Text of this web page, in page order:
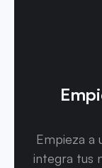
Empieza a
integra tus